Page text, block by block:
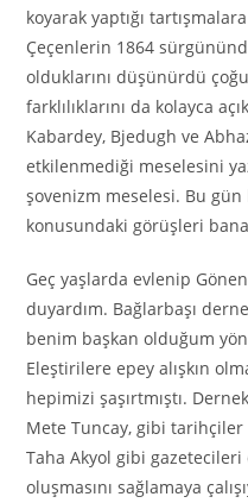
koyarak yaptığı
Çeçenlerin 1864
olduklarını düşünürdü
farklılıklarını da kolayca
Kabardey, Bjedugh ve
etkilenmediği meselesini
şovenizm meselesi. Bu gün
konusundaki görüşleri
Geç yaşlarda evlenip
duyardım. Bağlarbaşı
benim başkan olduğum
Eleştirilere epey alışkın
hepimizi şaşırtmıştı.
Mete Tuncay, gibi tarihçiler
Taha Akyol gibi gazetecileri
oluşmasını sağlamaya